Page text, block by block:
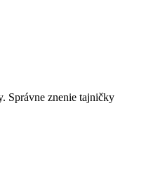
Správne znenie tajničky